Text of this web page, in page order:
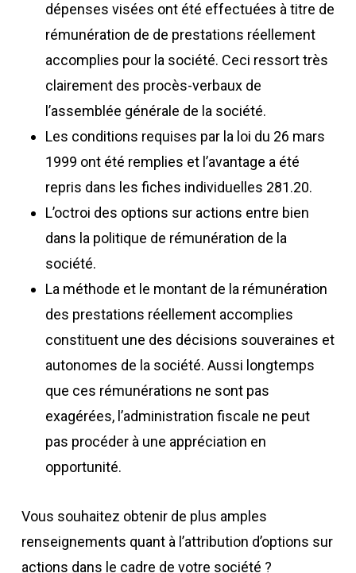
dépenses visées ont été effectuées à titre de
rémunération de de prestations réellement
accomplies pour la société. Ceci ressort très
clairement des procès-verbaux de
l’assemblée générale de la société.
Les conditions requises par la loi du 26 mars
1999 ont été remplies et l’avantage a été
repris dans les fiches individuelles 281.20.
L’octroi des options sur actions entre bien
dans la politique de rémunération de la
société.
La méthode et le montant de la rémunération
des prestations réellement accomplies
constituent une des décisions souveraines et
autonomes de la société. Aussi longtemps
que ces rémunérations ne sont pas
exagérées, l’administration fiscale ne peut
pas procéder à une appréciation en
opportunité.
Vous souhaitez obtenir de plus amples
renseignements quant à l’attribution d’options sur
actions dans le cadre de votre société ?